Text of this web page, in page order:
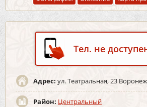
Тел. не
Адрес: ул. Театральная, 23 Воронеж
Район: Центральный